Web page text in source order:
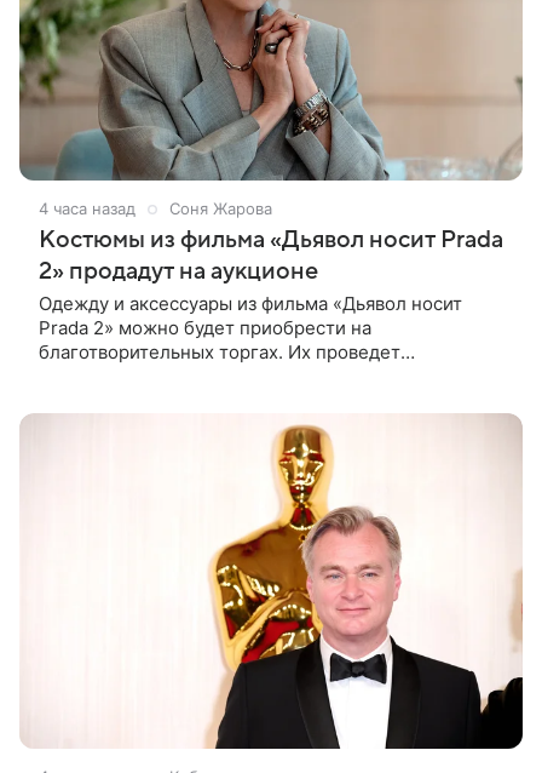
4 часа назад Соня Жарова
Костюмы из фильма «Дьявол носит Prada
2» продадут на аукционе
Одежду и аксессуары из фильма «Дьявол носит
Prada 2» можно будет приобрести на
благотворительных торгах. Их проведет